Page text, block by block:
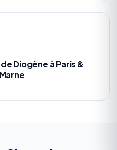
Diogène à Paris &